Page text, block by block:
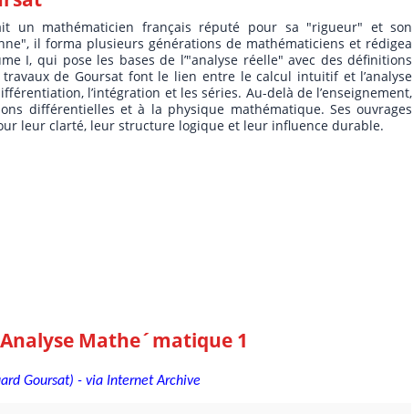
un mathématicien français réputé pour sa "rigueur" et son
il forma plusieurs générations de mathématiciens et rédigea
I, qui pose les bases de l’"analyse réelle" avec des définitions
de Goursat font le lien entre le calcul intuitif et l’analyse
l’intégration et les séries. Au-delà de l’enseignement,
différentielles et à la physique mathématique. Ses ouvrages
leur clarté, leur structure logique et leur influence durable.
Mathe´matique 1
Goursat) - via Internet Archive